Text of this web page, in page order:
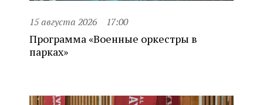
15 августа 2026 17:00
Программа «Военные оркестры в
парках»